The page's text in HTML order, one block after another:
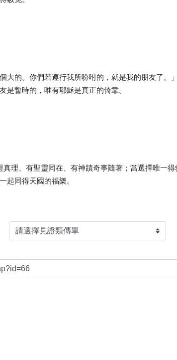
大的。你們若遵行我所吩咐的，就是我的朋友了
是暫時的，唯有耶穌是真正的倚靠。
理、有聖靈同在、有神蹟奇事隨著；當選擇唯一
起同得天國的福樂。